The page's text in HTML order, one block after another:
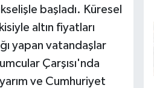
başladı. Küresel
altın fiyatları
yapan vatandaşlar
Çarşısı'nda
ve Cumhuriyet